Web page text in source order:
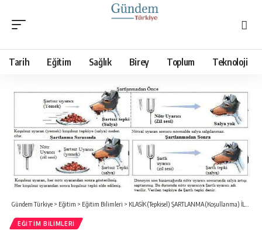
Tarih Eğitim Sağlık Birey Toplum Teknoloji
Gündem Türkiye > Eğitim > Eğitim Bilimleri > KLASİK (Tepkisel) ŞARTLANMA (Koşullanma) İLKELERİ
EĞITIM BILIMLERI